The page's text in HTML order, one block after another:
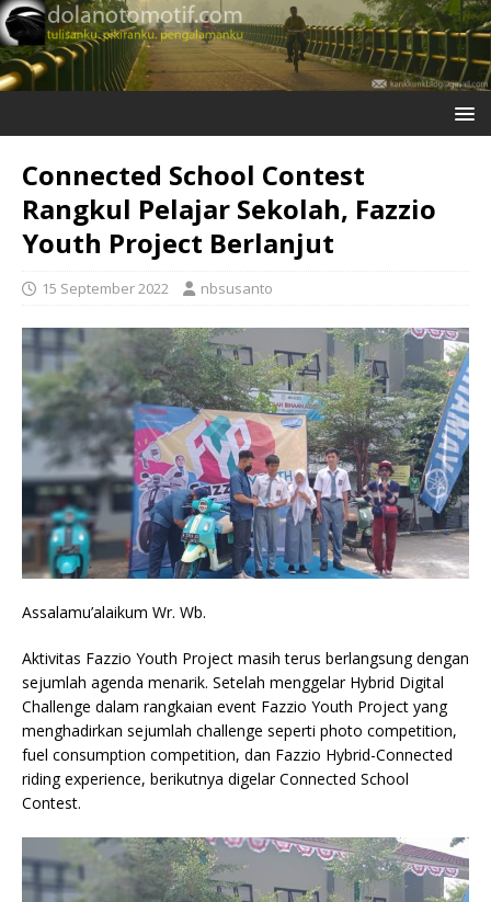
Connected School Contest
Rangkul Pelajar Sekolah, Fazzio
Youth Project Berlanjut
15 September 2022 nbsusanto
Assalamu’alaikum Wr. Wb.
Aktivitas Fazzio Youth Project masih terus berlangsung dengan
sejumlah agenda menarik. Setelah menggelar Hybrid Digital
Challenge dalam rangkaian event Fazzio Youth Project yang
menghadirkan sejumlah challenge seperti photo competition,
fuel consumption competition, dan Fazzio Hybrid-Connected
riding experience, berikutnya digelar Connected School
Contest.